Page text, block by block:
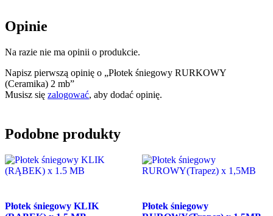
Opinie
Na razie nie ma opinii o produkcie.
Napisz pierwszą opinię o „Płotek śniegowy RURKOWY
(Ceramika) 2 mb”
Musisz się zalogować, aby dodać opinię.
Podobne produkty
Płotek śniegowy KLIK
Płotek śniegowy